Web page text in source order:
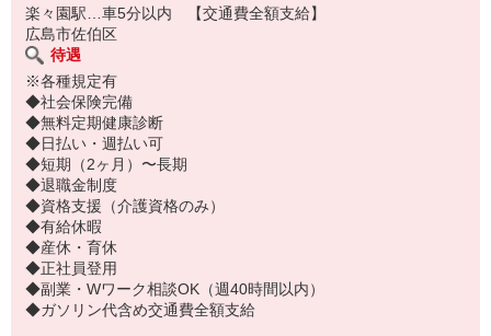
楽々園駅…車5分以内 【交通費全額支給】
広島市佐伯区
待遇
※各種規定有
◆社会保険完備
◆無料定期健康診断
◆日払い・週払い可
◆短期（2ヶ月）〜長期
◆退職金制度
◆資格支援（介護資格のみ）
◆有給休暇
◆産休・育休
◆正社員登用
◆副業・Wワーク相談OK（週40時間以内）
◆ガソリン代含め交通費全額支給